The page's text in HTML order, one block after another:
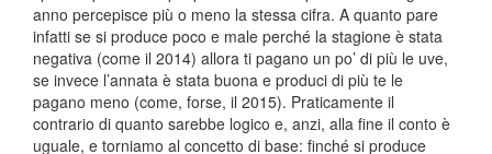
anno percepisce più o meno la stessa cifra. A quanto pare
infatti se si produce poco e male perché la stagione è stata
negativa (come il 2014) allora ti pagano un po’ di più le uve,
se invece l’annata è stata buona e produci di più te le
pagano meno (come, forse, il 2015). Praticamente il
contrario di quanto sarebbe logico e, anzi, alla fine il conto è
uguale, e torniamo al concetto di base: finché si produce